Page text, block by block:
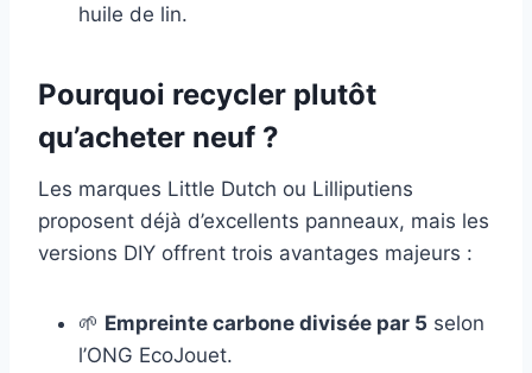
huile de lin.
Pourquoi recycler plutôt
qu’acheter neuf ?
Les marques Little Dutch ou Lilliputiens
proposent déjà d’excellents panneaux, mais les
versions DIY offrent trois avantages majeurs :
🌱 Empreinte carbone divisée par 5 selon
l’ONG EcoJouet.